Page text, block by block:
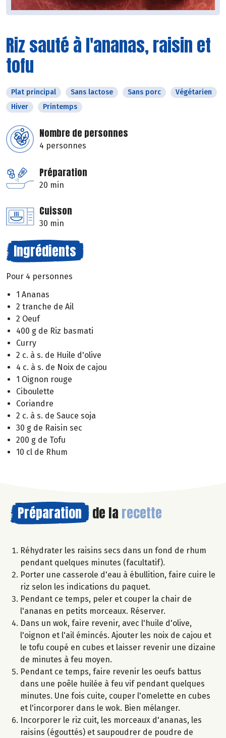
Riz sauté à l'ananas, raisin et
tofu
Plat principal Sans lactose Sans porc
Végétarien
Hiver
Printemps
Nombre de personnes
4 personnes
Préparation
20 min
Cuisson
30 min
Ingrédients
Pour 4 personnes
1 Ananas
2 tranche de Ail
2 Oeuf
400 g de Riz basmati
Curry
2 c. à s. de Huile d'olive
4 c. à s. de Noix de cajou
1 Oignon rouge
Ciboulette
Coriandre
2 c. à s. de Sauce soja
30 g de Raisin sec
200 g de Tofu
10 cl de Rhum
Préparation de la recette
Réhydrater les raisins secs dans un fond de rhum
pendant quelques minutes (facultatif).
Porter une casserole d'eau à ébullition, faire cuire le
riz selon les indications du paquet.
Pendant ce temps, peler et couper la chair de
l'ananas en petits morceaux. Réserver.
Dans un wok, faire revenir, avec l'huile d'olive,
l'oignon et l'ail émincés. Ajouter les noix de cajou et
le tofu coupé en cubes et laisser revenir une dizaine
de minutes à feu moyen.
Pendant ce temps, faire revenir les oeufs battus
dans une poêle huilée à feu vif pendant quelques
minutes. Une fois cuite, couper l'omelette en cubes
et l'incorporer dans le wok. Bien mélanger.
Incorporer le riz cuit, les morceaux d'ananas, les
raisins (égouttés) et saupoudrer de poudre de